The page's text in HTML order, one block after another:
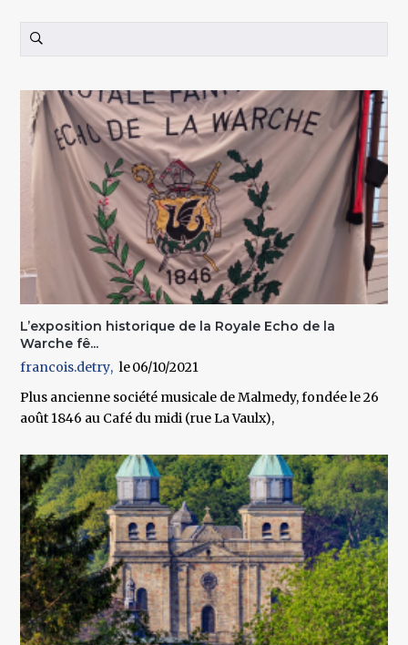
L’exposition historique de la Royale Echo de la
Warche fê...
francois.detry
06/10/2021
Plus ancienne société musicale de Malmedy, fondée le 26
août 1846 au Café du midi (rue La Vaulx),